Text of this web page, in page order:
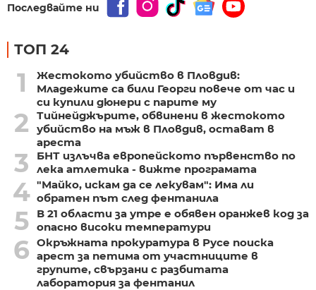
Последвайте ни
ТОП 24
1
Жестокото убийство в Пловдив:
Младежите са били Георги повече от час и
си купили дюнери с парите му
2
Тийнейджърите, обвинени в жестокото
убийство на мъж в Пловдив, остават в
ареста
3
БНТ излъчва европейското първенство по
лека атлетика - вижте програмата
4 "Майко, искам да се лекувам": Има ли
обратен път след фентанила
5
В 21 области за утре е обявен оранжев код за
опасно високи температури
6 Окръжната прокуратура в Русе поиска
арест за петима от участниците в
групите, свързани с разбитата
лаборатория за фентанил